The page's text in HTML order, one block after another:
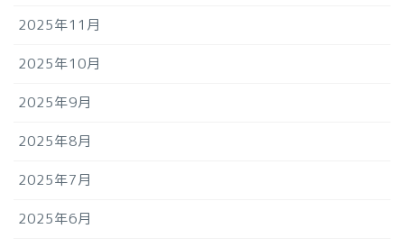
2025年11月
2025年10月
2025年9月
2025年8月
2025年7月
2025年6月